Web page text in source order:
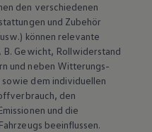
den verschiedenen
und Zubehör
können relevante
B. Gewicht, Rollwiderstand
und neben Witterungs-
dem individuellen
den
und die
beeinflussen.